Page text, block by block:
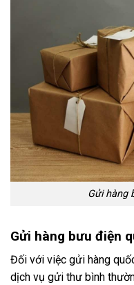
Gửi hàng
Gửi hàng bưu điện
Đối với việc gửi hàng
dịch vụ gửi thư bình